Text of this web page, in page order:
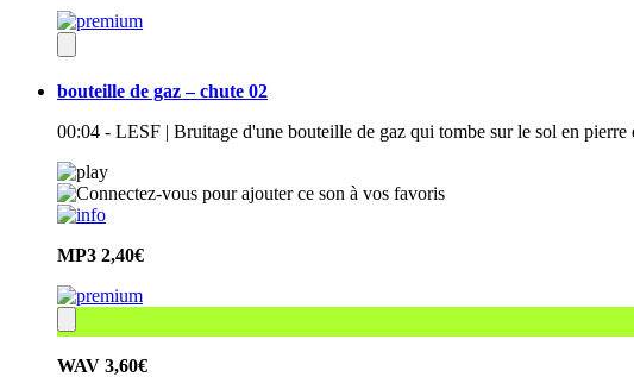
bouteille de gaz – chute 02
00:04 - LESF | Bruitage d'une bouteille de gaz qui tombe sur le sol en
MP3 2,40€
WAV 3,60€